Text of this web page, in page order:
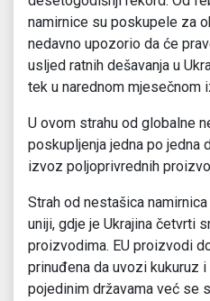
namirnice su poskupele za
nedavno upozorio da će
usljed ratnih dešavanja u
tek u narednom mjesečnom
U ovom strahu od globalne
poskupljenja jedna po jedna
izvoz poljoprivrednih
Strah od nestašica
uniji, gdje je Ukrajina četvrti
proizvodima. EU proizvodi
prinuđena da uvozi kukuruz
pojedinim državama već se